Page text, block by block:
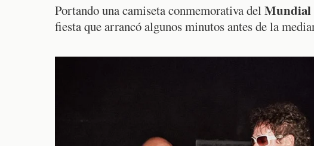
Portando una camiseta conmemorativa del Mundial
fiesta que arrancó algunos minutos antes de la